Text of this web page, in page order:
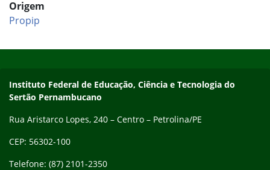
Origem
Propip
Endereço
Instituto Federal de Educação, Ciência e Tecnologia do
Sertão Pernambucano
Rua Aristarco Lopes, 240 – Centro – Petrolina/PE
CEP: 56302-100
Telefone: (87) 2101-2350